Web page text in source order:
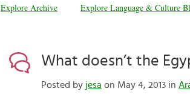
Explore Archive Explore Language & Culture
What doesn’t the
Posted by jesa on May 4, 2013 in